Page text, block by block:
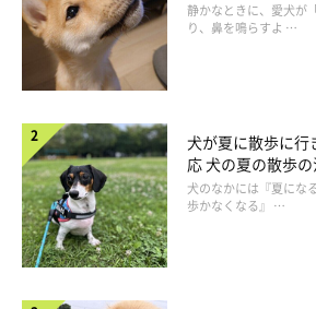
静かなときに、愛犬が
り、鼻を鳴らすよ …
犬が夏に散歩に行
応 犬の夏の散歩
犬のなかには『夏にな
歩かなくなる』 …